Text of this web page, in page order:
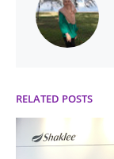
RELATED POSTS